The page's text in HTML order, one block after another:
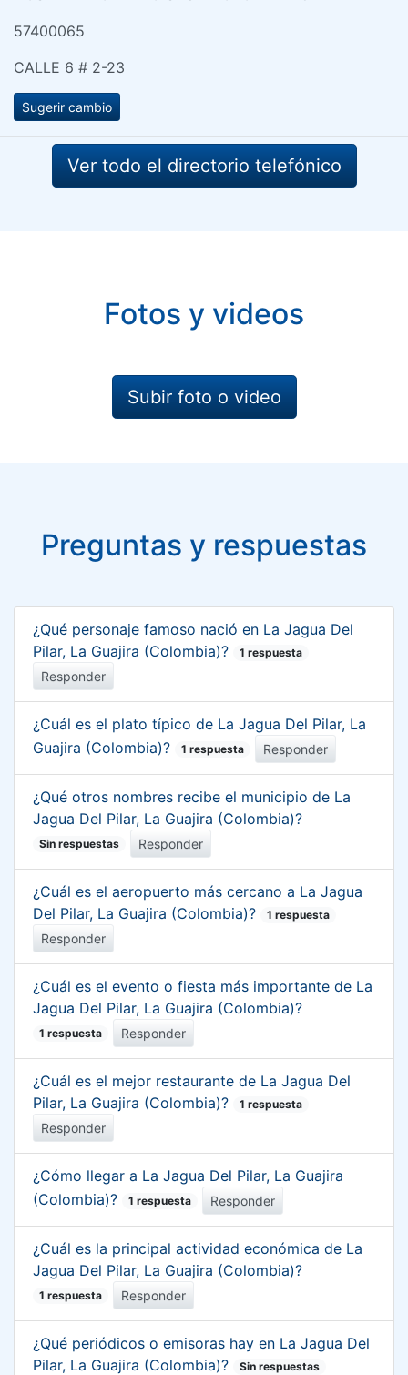
57400065
CALLE 6 # 2-23
Sugerir cambio
Ver todo el directorio telefónico
Fotos y videos
Subir foto o video
Preguntas y respuestas
¿Qué personaje famoso nació en La Jagua Del
Pilar, La Guajira (Colombia)?
1 respuesta
Responder
¿Cuál es el plato típico de La Jagua Del Pilar, La
Guajira (Colombia)?
1 respuesta Responder
¿Qué otros nombres recibe el municipio de La
Jagua Del Pilar, La Guajira (Colombia)?
Sin respuestas Responder
¿Cuál es el aeropuerto más cercano a La Jagua
Del Pilar, La Guajira (Colombia)?
1 respuesta
Responder
¿Cuál es el evento o fiesta más importante de La
Jagua Del Pilar, La Guajira (Colombia)?
1 respuesta Responder
¿Cuál es el mejor restaurante de La Jagua Del
Pilar, La Guajira (Colombia)?
1 respuesta
Responder
¿Cómo llegar a La Jagua Del Pilar, La Guajira
(Colombia)?
1 respuesta Responder
¿Cuál es la principal actividad económica de La
Jagua Del Pilar, La Guajira (Colombia)?
1 respuesta Responder
¿Qué periódicos o emisoras hay en La Jagua Del
Pilar, La Guajira (Colombia)?
Sin respuestas